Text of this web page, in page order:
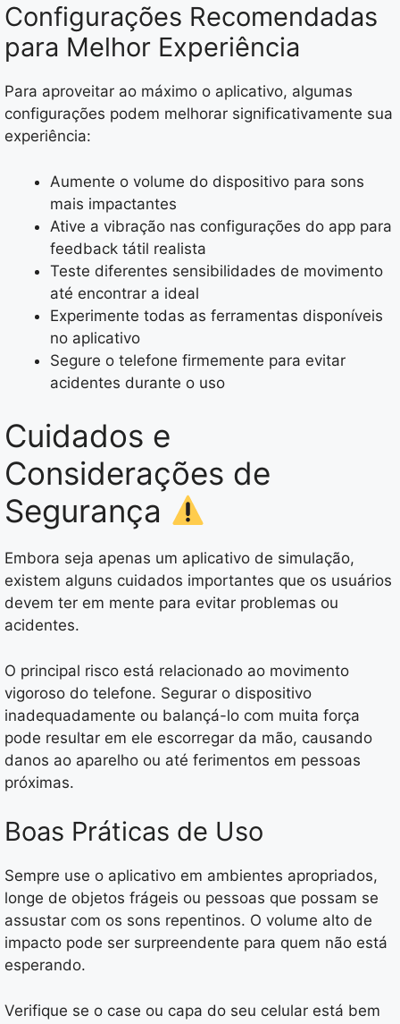
Configurações Recomendadas
para Melhor Experiência
Para aproveitar ao máximo o aplicativo, algumas
configurações podem melhorar significativamente sua
experiência:
Aumente o volume do dispositivo para sons
mais impactantes
Ative a vibração nas configurações do app para
feedback tátil realista
Teste diferentes sensibilidades de movimento
até encontrar a ideal
Experimente todas as ferramentas disponíveis
no aplicativo
Segure o telefone firmemente para evitar
acidentes durante o uso
Cuidados e
Considerações de
Segurança
Embora seja apenas um aplicativo de simulação,
existem alguns cuidados importantes que os usuários
devem ter em mente para evitar problemas ou
acidentes.
O principal risco está relacionado ao movimento
vigoroso do telefone. Segurar o dispositivo
inadequadamente ou balançá-lo com muita força
pode resultar em ele escorregar da mão, causando
danos ao aparelho ou até ferimentos em pessoas
próximas.
Boas Práticas de Uso
Sempre use o aplicativo em ambientes apropriados,
longe de objetos frágeis ou pessoas que possam se
assustar com os sons repentinos. O volume alto de
impacto pode ser surpreendente para quem não está
esperando.
Verifique se o case ou capa do seu celular está bem